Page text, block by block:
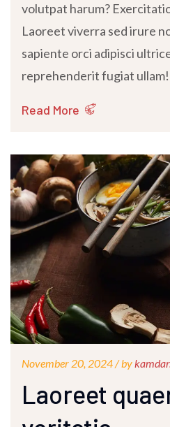
volutpat harum?
Laoreet viverra sed irure
sapiente orci adipisci
reprehenderit fugiat
Read More
November 20, 2024 /by
Laoreet